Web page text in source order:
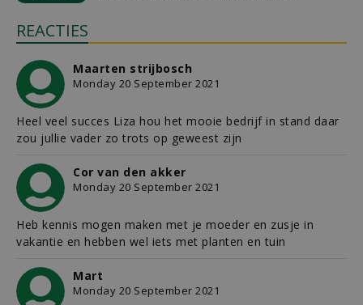
REACTIES
Maarten strijbosch
Monday 20 September 2021
Heel veel succes Liza hou het mooie bedrijf in stand daar
zou jullie vader zo trots op geweest zijn
Cor van den akker
Monday 20 September 2021
Heb kennis mogen maken met je moeder en zusje in
vakantie en hebben wel iets met planten en tuin
Mart
Monday 20 September 2021